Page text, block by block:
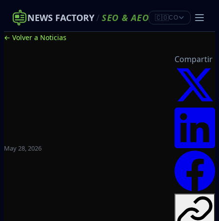
NEWS FACTORY/ SEO &AEO 🇨🇴CO
← Volver a Noticias
May 28, 2026
Compartir